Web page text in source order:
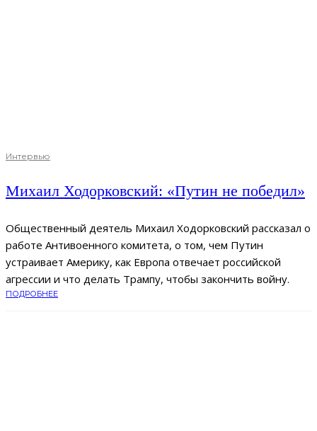
Интервью
Михаил Ходорковский: «Путин не победил»
Общественный деятель Михаил Ходорковский рассказал о
работе Антивоенного комитета, о том, чем Путин
устраивает Америку, как Европа отвечает российской
агрессии и что делать Трампу, чтобы закончить войну.
ПОДРОБНЕЕ